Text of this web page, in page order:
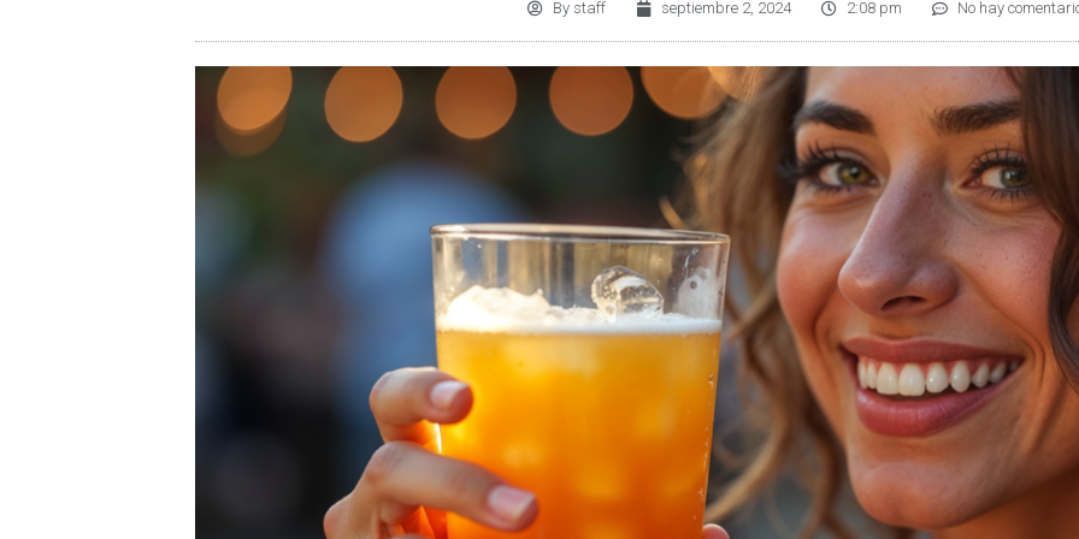
By staff septiembre 2, 2024 2:08 pm No hay